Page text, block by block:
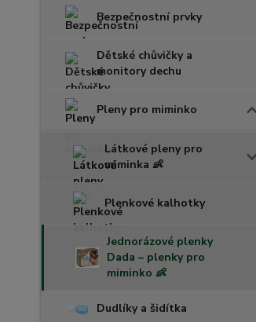
Bezpečnostní prvky
Dětské chůvičky a
monitory dechu
Pleny pro miminko
Látkové pleny pro
miminka 👶
Plenkové kalhotky
Jednorázové plenky
Dada – plenky pro
miminko 👶
Dudlíky a šidítka